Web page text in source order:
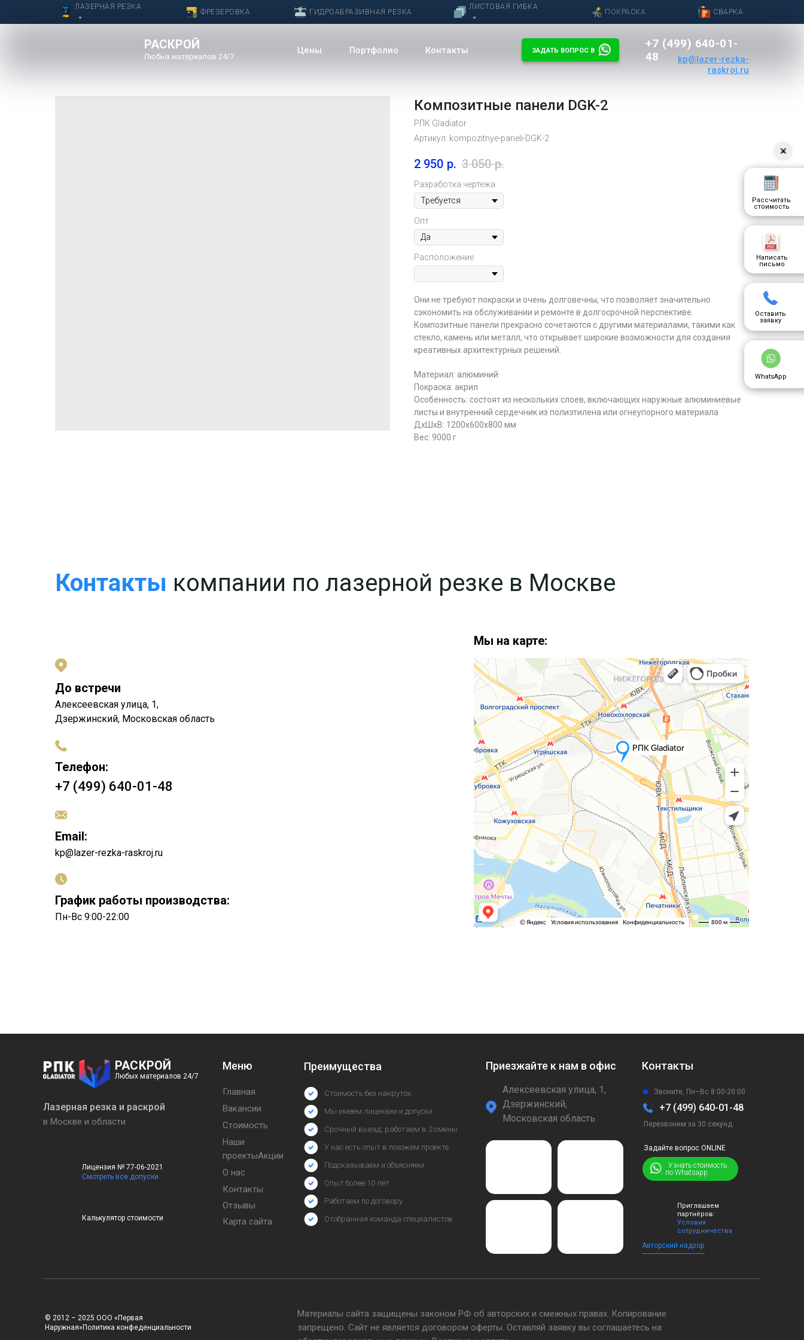
ПОКРАСКА
ЛАЗЕРНАЯ РЕЗКА
ФРЕЗЕРОВКА СВАРКА
ГИДРОАБРАЗИВНАЯ РЕЗКА
ЛИСТОВАЯ ГИБКА
+7 (499) 640-01-
48
kp@lazer-rezka-
raskroj.ru
Цены Портфолио
РАСКРОЙ
Любых материалов 24/7
Контакты ЗАДАТЬ ВОПРОС В
Написать
письмо
Оставить
заявку
Рассчитать
стоимость
WhatsApp
Композитные панели DGK-2
РПК Gladiator
Артикул: kompozitnye-paneli-DGK-2
2 950 р. 3 050 р.
Разработка чертежа
Опт
Расположение
Они не требуют покраски и очень долговечны, что позволяет значительно
сэкономить на обслуживании и ремонте в долгосрочной перспективе.
Композитные панели прекрасно сочетаются с другими материалами, такими как
стекло, камень или металл, что открывает широкие возможности для создания
креативных архитектурных решений.
Материал: алюминий
Покраска: акрил
Особенность: состоят из нескольких слоев, включающих наружные алюминиевые
листы и внутренний сердечник из полиэтилена или огнеупорного материала
ДxШxВ: 1200x600x800 мм
Вес: 9000 г
Контакты компании по лазерной резке в Москве
Мы на карте:
До встречи
Алексеевская улица, 1,
Дзержинский, Московская область
Телефон:
+7 (499) 640-01-48
kp@lazer-rezka-raskroj.ru
Email:
Пн-Вс 9:00-22:00
График работы производства:
Лазерная резка и раскрой
Алексеевская улица, 1,
Дзержинский,
Московская область
Любых материалов 24/7
РАСКРОЙ Меню
Главная
Вакансии
Стоимость
Наши
проектыАкции
О нас
Контакты
Преимущества Приезжайте к нам в офис Контакты
Стоимость без накруток Звоните, Пн–Вс 8:00-20:00
Мы имеем лицензии и допуски
Срочный выезд, работаем в 2 смены
У нас есть опыт в похожем проекте
Подсказываем и объясняем
Опыт более 10 лет
Работаем по договору
+7 (499) 640-01-48
в Москве и области
⠀⠀⠀⠀Узнать стоимость
по Whatsapp
Перезвоним за 30 секунд
Задайте вопрос ONLINE
Приглашаем
партнёров:
Условия
сотрудничества
Авторский надзор
Лицензия № 77-06-2021
Смотреть все допуски
Калькулятор стоимости
Материалы сайта защищены законом РФ об авторских и смежных правах. Копирование
запрещено. Сайт не является договором оферты. Оставляй заявку вы соглашаетесь на
© 2012 – 2025 ООО «Первая
Наружная»Политика конфеденциальности
Отобранная команда специалистов
Отзывы
Карта сайта